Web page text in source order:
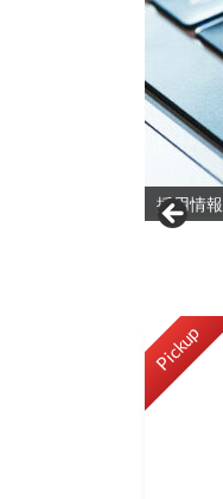
投稿一覧
Pickup